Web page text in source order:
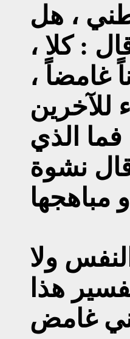
، هل
: كلا ،
غامضاً ،
للآخرين
الذي
نشوة
ولا
هذا
غامض